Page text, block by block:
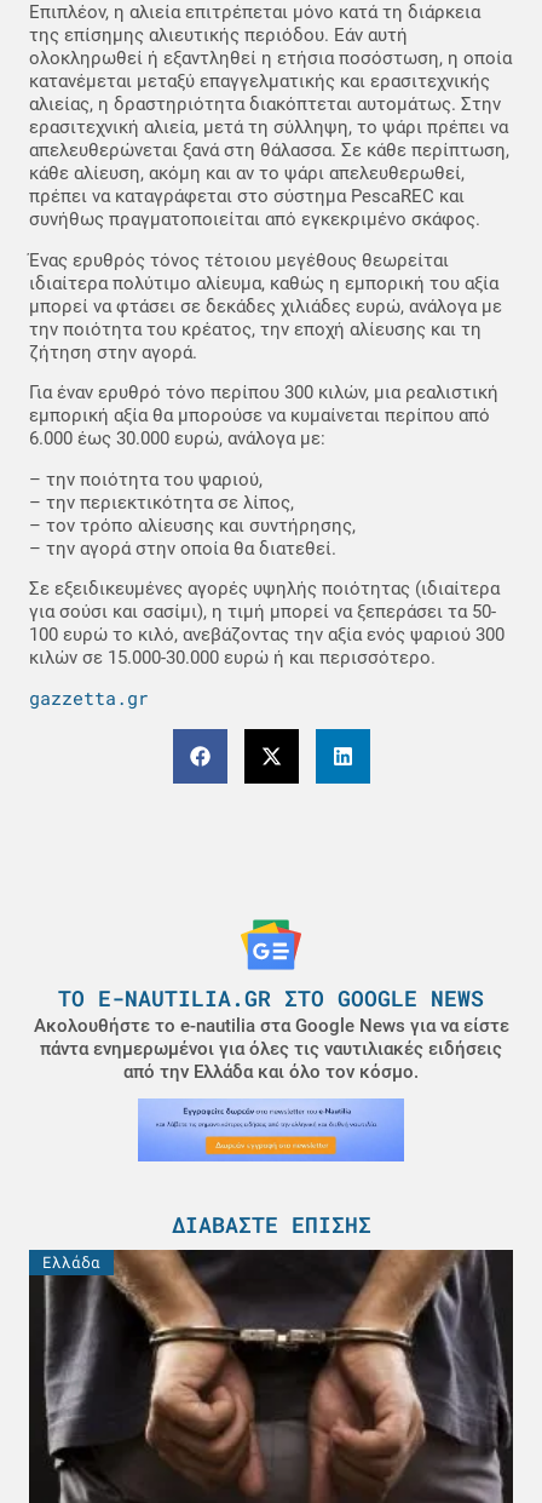
Επιπλέον, η αλιεία επιτρέπεται μόνο κατά τη διάρκεια
της επίσημης αλιευτικής περιόδου. Εάν αυτή
ολοκληρωθεί ή εξαντληθεί η ετήσια ποσόστωση, η οποία
κατανέμεται μεταξύ επαγγελματικής και ερασιτεχνικής
αλιείας, η δραστηριότητα διακόπτεται αυτομάτως. Στην
ερασιτεχνική αλιεία, μετά τη σύλληψη, το ψάρι πρέπει να
απελευθερώνεται ξανά στη θάλασσα. Σε κάθε περίπτωση,
κάθε αλίευση, ακόμη και αν το ψάρι απελευθερωθεί,
πρέπει να καταγράφεται στο σύστημα PescaREC και
συνήθως πραγματοποιείται από εγκεκριμένο σκάφος.
Ένας ερυθρός τόνος τέτοιου μεγέθους θεωρείται
ιδιαίτερα πολύτιμο αλίευμα, καθώς η εμπορική του αξία
μπορεί να φτάσει σε δεκάδες χιλιάδες ευρώ, ανάλογα με
την ποιότητα του κρέατος, την εποχή αλίευσης και τη
ζήτηση στην αγορά.
Για έναν ερυθρό τόνο περίπου 300 κιλών, μια ρεαλιστική
εμπορική αξία θα μπορούσε να κυμαίνεται περίπου από
6.000 έως 30.000 ευρώ, ανάλογα με:
– την ποιότητα του ψαριού,
– την περιεκτικότητα σε λίπος,
– τον τρόπο αλίευσης και συντήρησης,
– την αγορά στην οποία θα διατεθεί.
Σε εξειδικευμένες αγορές υψηλής ποιότητας (ιδιαίτερα
για σούσι και σασίμι), η τιμή μπορεί να ξεπεράσει τα 50-
100 ευρώ το κιλό, ανεβάζοντας την αξία ενός ψαριού 300
κιλών σε 15.000-30.000 ευρώ ή και περισσότερο.
gazzetta.gr
ΤΟ E-NAUTILIA.GR ΣΤΟ GOOGLE NEWS
Ακολουθήστε το e-nautilia στα Google News για να είστε
πάντα ενημερωμένοι για όλες τις ναυτιλιακές ειδήσεις
από την Ελλάδα και όλο τον κόσμο.
ΔΙΑΒΆΣΤΕ ΕΠΊΣΗΣ
Ελλάδα